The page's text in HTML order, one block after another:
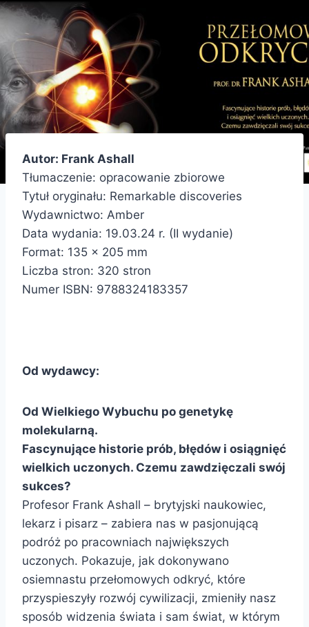
Autor: Frank Ashall
Tłumaczenie: opracowanie zbiorowe
Tytuł oryginału: Remarkable discoveries
Wydawnictwo: Amber
Data wydania: 19.03.24 r. (II wydanie)
Format: 135 x 205 mm
Liczba stron: 320 stron
Numer ISBN: 9788324183357
Od wydawcy:
Od Wielkiego Wybuchu po genetykę
molekularną.
Fascynujące historie prób, błędów i osiągnięć
wielkich uczonych. Czemu zawdzięczali swój
sukces?
Profesor Frank Ashall – brytyjski naukowiec,
lekarz i pisarz – zabiera nas w pasjonującą
podróż po pracowniach największych
uczonych. Pokazuje, jak dokonywano
osiemnastu przełomowych odkryć, które
przyspieszyły rozwój cywilizacji, zmieniły nasz
sposób widzenia świata i sam świat, w którym